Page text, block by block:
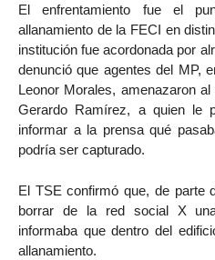
El enfrentamiento fue el
allanamiento de la FECI en
institución fue acordonada por
denunció que agentes del MP,
Leonor Morales, amenazaron
Gerardo Ramírez, a quien le
informar a la prensa qué
podría ser capturado.
El TSE confirmó que, de parte
borrar de la red social X
informaba que dentro del
allanamiento.